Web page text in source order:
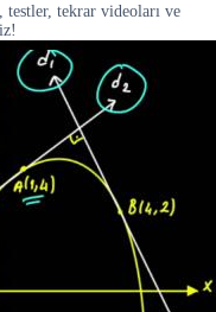
tekrar videoları ve